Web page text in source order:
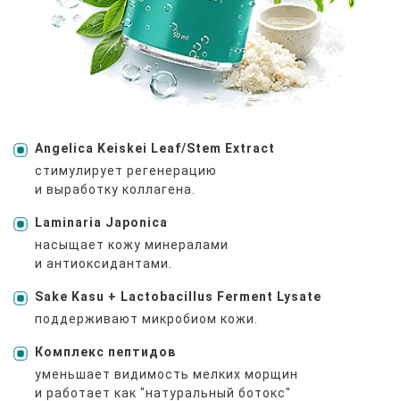
Angelica Keiskei Leaf/Stem Extract
стимулирует регенерацию
и выработку коллагена.
Laminaria Japonica
насыщает кожу минералами
и антиоксидантами.
Sake Kasu + Lactobacillus Ferment Lysate
поддерживают микробиом кожи.
Комплекс пептидов
уменьшает видимость мелких морщин
и работает как "натуральный ботокс"